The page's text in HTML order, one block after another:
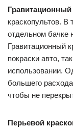
Гравитационный
краскопультов. В
отдельном бачке
Гравитационный
покраски авто,
использовании.
большего
чтобы не
Перьевой